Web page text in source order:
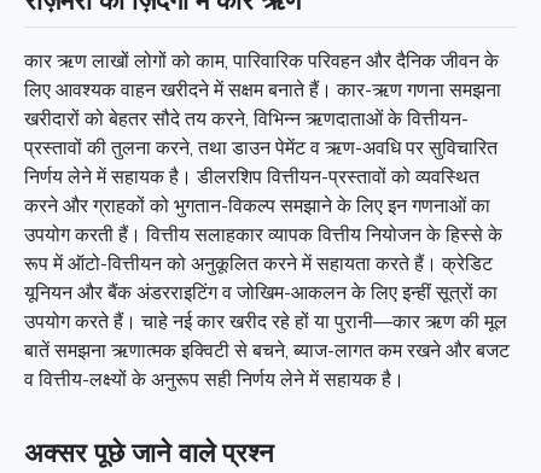
कार ऋण लाखों लोगों को काम, पारिवारिक परिवहन और दैनिक जीवन के
लिए आवश्यक वाहन खरीदने में सक्षम बनाते हैं। कार-ऋण गणना समझना
खरीदारों को बेहतर सौदे तय करने, विभिन्न ऋणदाताओं के वित्तीयन-
प्रस्तावों की तुलना करने, तथा डाउन पेमेंट व ऋण-अवधि पर सुविचारित
निर्णय लेने में सहायक है। डीलरशिप वित्तीयन-प्रस्तावों को व्यवस्थित
करने और ग्राहकों को भुगतान-विकल्प समझाने के लिए इन गणनाओं का
उपयोग करती हैं। वित्तीय सलाहकार व्यापक वित्तीय नियोजन के हिस्से के
रूप में ऑटो-वित्तीयन को अनुकूलित करने में सहायता करते हैं। क्रेडिट
यूनियन और बैंक अंडरराइटिंग व जोखिम-आकलन के लिए इन्हीं सूत्रों का
उपयोग करते हैं। चाहे नई कार खरीद रहे हों या पुरानी—कार ऋण की मूल
बातें समझना ऋणात्मक इक्विटी से बचने, ब्याज-लागत कम रखने और बजट
व वित्तीय-लक्ष्यों के अनुरूप सही निर्णय लेने में सहायक है।
अक्सर पूछे जाने वाले प्रश्न